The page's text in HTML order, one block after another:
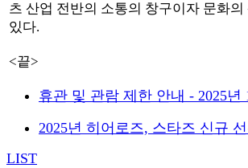
츠 산업 전반의 소통의 창구이자 문화
있다.
<끝>
휴관 및 관람 제한 안내 - 2025년
2025년 히어로즈, 스타즈 신규
LIST